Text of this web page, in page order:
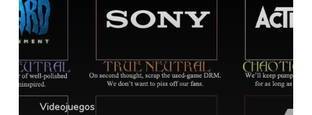
gracias
a
la
elasticidad
Videojuegos